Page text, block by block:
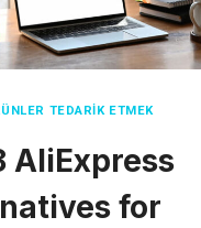
TEDARIK ETMEK
AliExpress
for